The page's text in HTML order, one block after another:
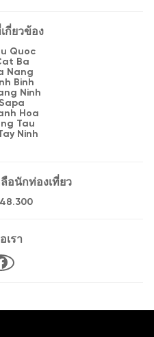
กี่ยวข้อง
Quoc
Ba
Nang
Binh
Ninh
Hoa
Tau
Ninh
อนักท่องเที่ยว
เรา